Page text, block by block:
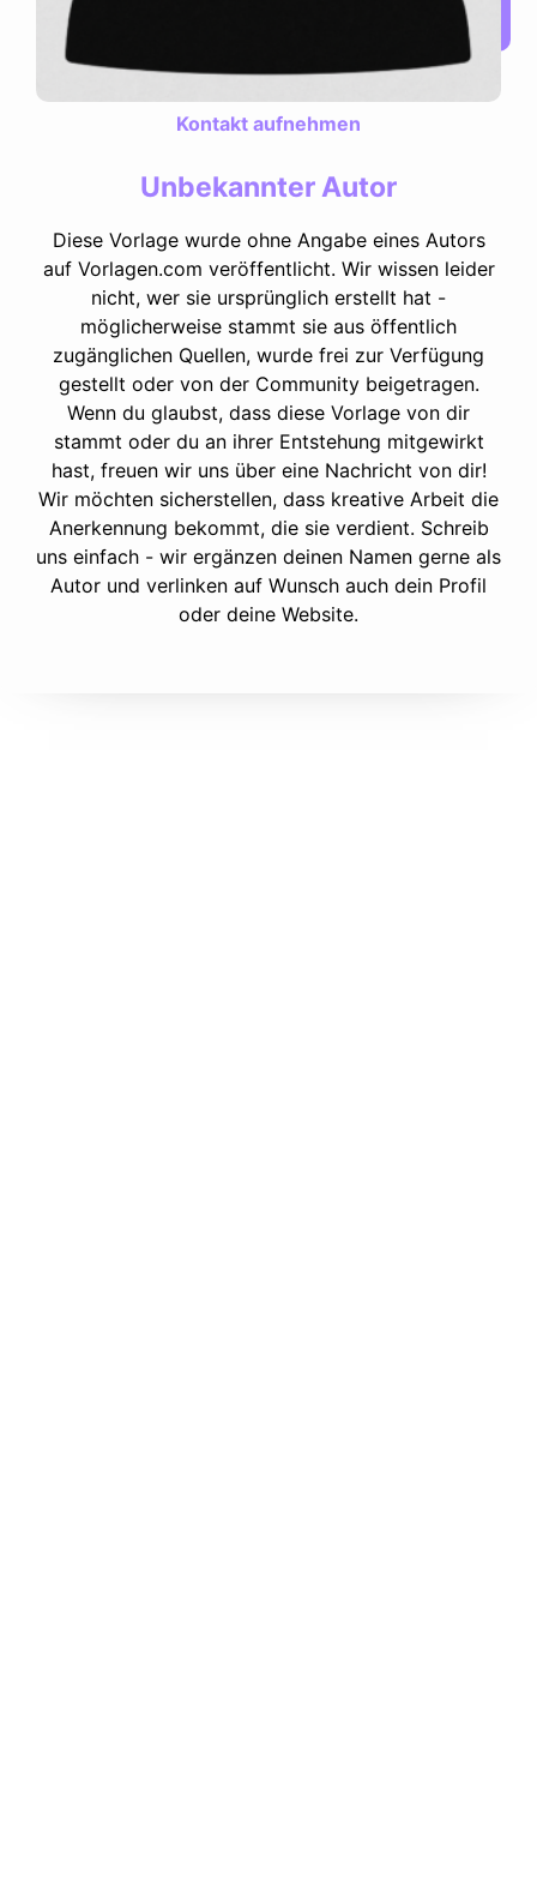
Kontakt aufnehmen
Unbekannter Autor
Diese Vorlage wurde ohne Angabe eines Autors
auf Vorlagen.com veröffentlicht. Wir wissen leider
nicht, wer sie ursprünglich erstellt hat -
möglicherweise stammt sie aus öffentlich
zugänglichen Quellen, wurde frei zur Verfügung
gestellt oder von der Community beigetragen.
Wenn du glaubst, dass diese Vorlage von dir
stammt oder du an ihrer Entstehung mitgewirkt
hast, freuen wir uns über eine Nachricht von dir!
Wir möchten sicherstellen, dass kreative Arbeit die
Anerkennung bekommt, die sie verdient. Schreib
uns einfach - wir ergänzen deinen Namen gerne als
Autor und verlinken auf Wunsch auch dein Profil
oder deine Website.